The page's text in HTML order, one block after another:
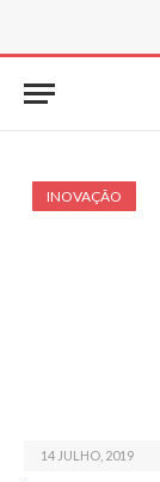
INOVAÇÃO
14 JULHO, 2019